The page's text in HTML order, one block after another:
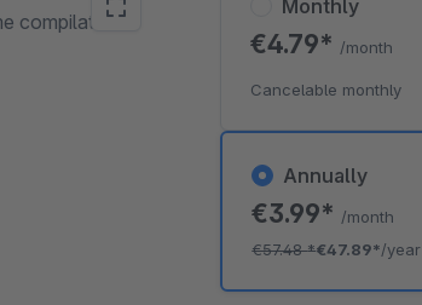
compilation.
Annually
€3.99* /month
€57.48*€47.89*/year
Monthly
€4.79* /month
Cancelable monthly